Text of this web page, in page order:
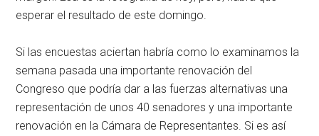
esperar el resultado de este domingo.
Si las encuestas aciertan habría como lo examinamos la
semana pasada una importante renovación del
Congreso que podría dar a las fuerzas alternativas una
representación de unos 40 senadores y una importante
renovación en la Cámara de Representantes. Si es así